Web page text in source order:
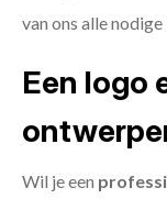
van ons alle
Een logo
Wil je een